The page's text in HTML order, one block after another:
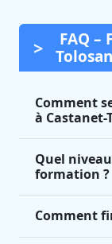
FAQ –
Tolosan
Comment
à Castanet-
Quel
formation ?
Comment